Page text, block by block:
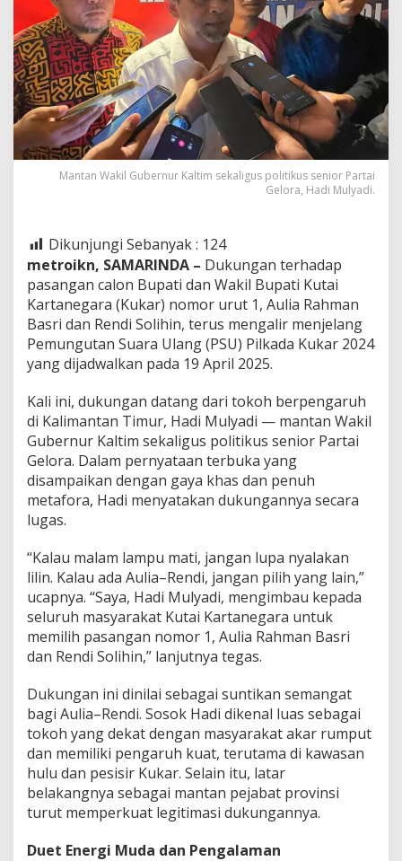
Mantan Wakil Gubernur Kaltim sekaligus politikus senior Partai
Gelora, Hadi Mulyadi.
Dikunjungi Sebanyak : 124
metroikn, SAMARINDA – Dukungan terhadap
pasangan calon Bupati dan Wakil Bupati Kutai
Kartanegara (Kukar) nomor urut 1, Aulia Rahman
Basri dan Rendi Solihin, terus mengalir menjelang
Pemungutan Suara Ulang (PSU) Pilkada Kukar 2024
yang dijadwalkan pada 19 April 2025.
Kali ini, dukungan datang dari tokoh berpengaruh
di Kalimantan Timur, Hadi Mulyadi — mantan Wakil
Gubernur Kaltim sekaligus politikus senior Partai
Gelora. Dalam pernyataan terbuka yang
disampaikan dengan gaya khas dan penuh
metafora, Hadi menyatakan dukungannya secara
lugas.
“Kalau malam lampu mati, jangan lupa nyalakan
lilin. Kalau ada Aulia–Rendi, jangan pilih yang lain,”
ucapnya. “Saya, Hadi Mulyadi, mengimbau kepada
seluruh masyarakat Kutai Kartanegara untuk
memilih pasangan nomor 1, Aulia Rahman Basri
dan Rendi Solihin,” lanjutnya tegas.
Dukungan ini dinilai sebagai suntikan semangat
bagi Aulia–Rendi. Sosok Hadi dikenal luas sebagai
tokoh yang dekat dengan masyarakat akar rumput
dan memiliki pengaruh kuat, terutama di kawasan
hulu dan pesisir Kukar. Selain itu, latar
belakangnya sebagai mantan pejabat provinsi
turut memperkuat legitimasi dukungannya.
Duet Energi Muda dan Pengalaman